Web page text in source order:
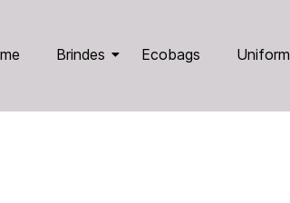
Brindes Ecobags